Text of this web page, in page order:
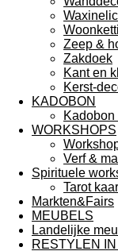
Zeep &
Zakdoek
Kant en
Kerst-
KADOBON
WORKSHOPS
Verf &
Spirituele
Tarot
Markten&Fairs
MEUBELS
Landelijke
RESTYLEN